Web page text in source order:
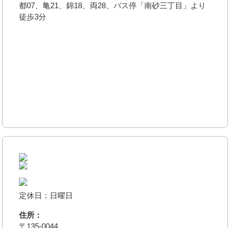
都07、亀21、錦18、両28、バス停「南砂三丁目」より
徒歩3分
定休日：日曜日
住所：
〒135-0044